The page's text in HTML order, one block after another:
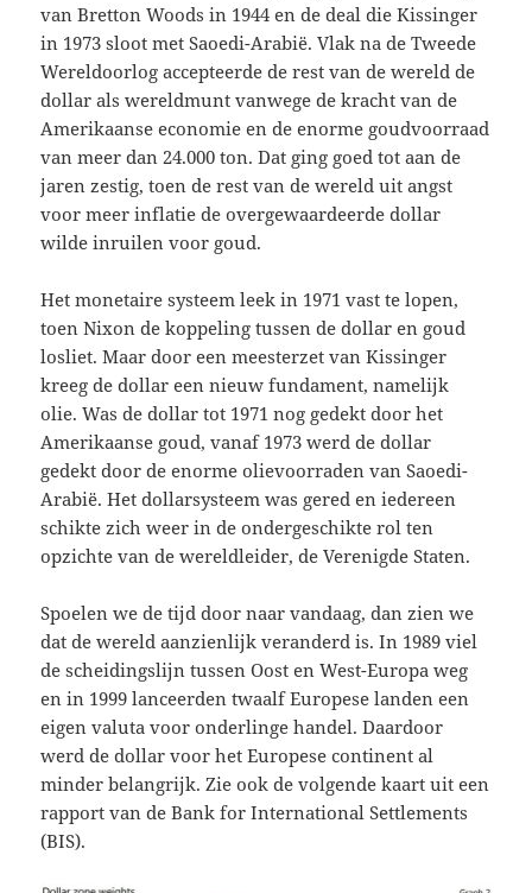
van Bretton Woods in 1944 en de deal die Kissinger
in 1973 sloot met Saoedi-Arabië. Vlak na de Tweede
Wereldoorlog accepteerde de rest van de wereld de
dollar als wereldmunt vanwege de kracht van de
Amerikaanse economie en de enorme goudvoorraad
van meer dan 24.000 ton. Dat ging goed tot aan de
jaren zestig, toen de rest van de wereld uit angst
voor meer inflatie de overgewaardeerde dollar
wilde inruilen voor goud.
Het monetaire systeem leek in 1971 vast te lopen,
toen Nixon de koppeling tussen de dollar en goud
losliet. Maar door een meesterzet van Kissinger
kreeg de dollar een nieuw fundament, namelijk
olie. Was de dollar tot 1971 nog gedekt door het
Amerikaanse goud, vanaf 1973 werd de dollar
gedekt door de enorme olievoorraden van Saoedi-
Arabië. Het dollarsysteem was gered en iedereen
schikte zich weer in de ondergeschikte rol ten
opzichte van de wereldleider, de Verenigde Staten.
Spoelen we de tijd door naar vandaag, dan zien we
dat de wereld aanzienlijk veranderd is. In 1989 viel
de scheidingslijn tussen Oost en West-Europa weg
en in 1999 lanceerden twaalf Europese landen een
eigen valuta voor onderlinge handel. Daardoor
werd de dollar voor het Europese continent al
minder belangrijk. Zie ook de volgende kaart uit een
rapport van de Bank for International Settlements
(BIS).